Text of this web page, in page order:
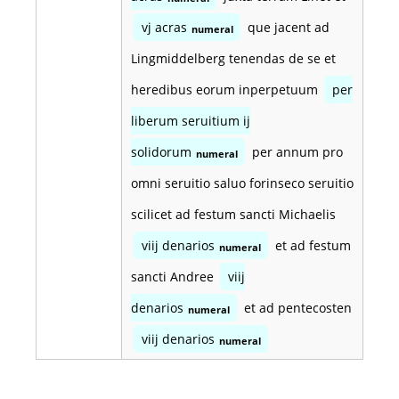
vj acras numeral
que jacent ad
Lingmiddelberg tenendas de se et
heredibus eorum inperpetuum
per
liberum seruitium ij
solidorum numeral
per annum pro
omni seruitio saluo forinseco seruitio
scilicet ad festum sancti Michaelis
viij denarios numeral
et ad festum
sancti Andree
viij
denarios numeral
et ad pentecosten
viij denarios numeral